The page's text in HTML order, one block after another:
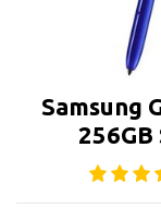
Samsung